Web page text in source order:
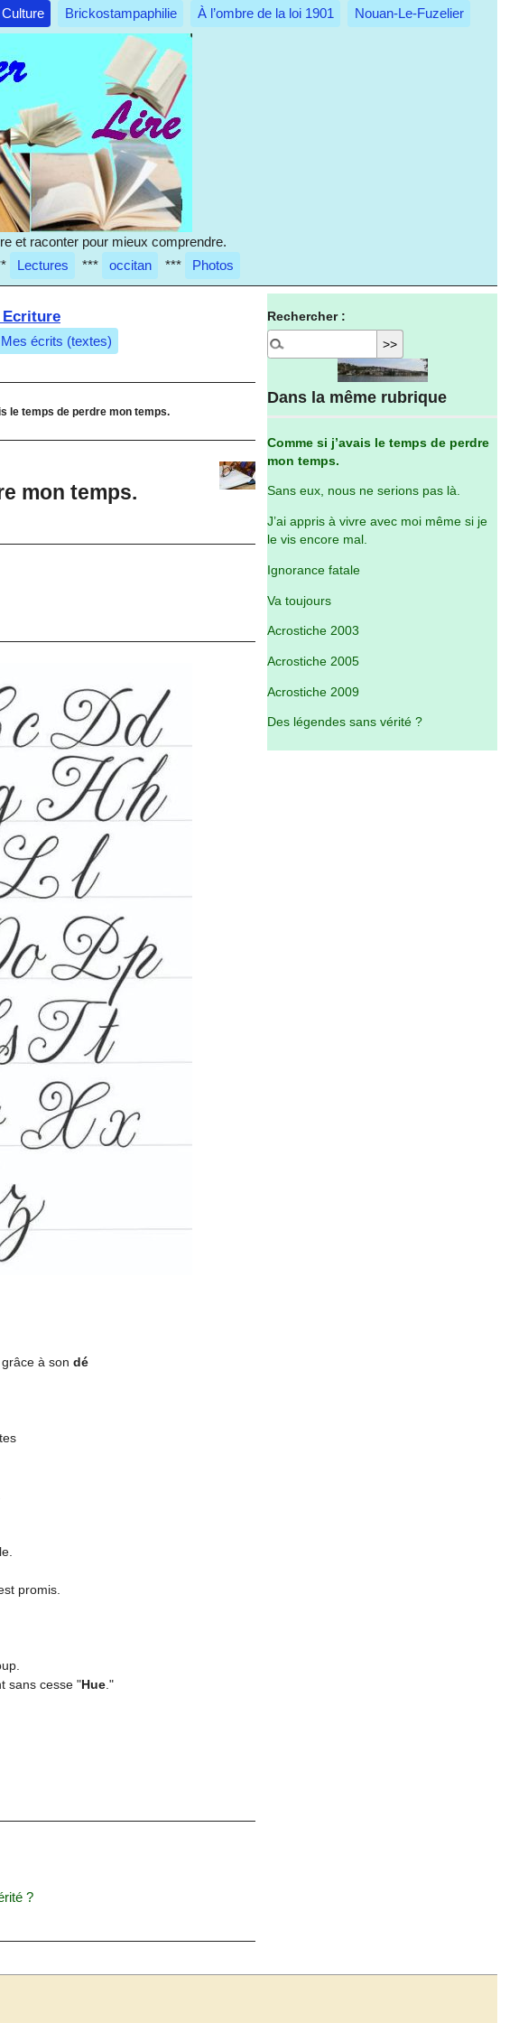
Culture Brickostampaphilie À l’ombre de la loi 1901 Nouan-Le-Fuzelier
et raconter pour mieux comprendre.
Lectures *** occitan *** Photos
Mes écrits (textes)
le temps de perdre mon temps.
mon temps.
à son dé
promis.
sans cesse "Hue."
?
Rechercher :
Dans la même rubrique
Comme si j’avais le temps de perdre
mon temps.
Sans eux, nous ne serions pas là.
J’ai appris à vivre avec moi même si je
le vis encore mal.
Ignorance fatale
Va toujours
Acrostiche 2003
Acrostiche 2005
Acrostiche 2009
Des légendes sans vérité ?